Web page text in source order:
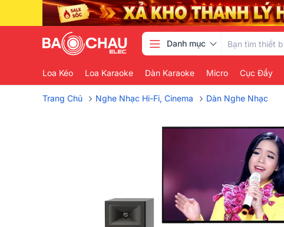
Danh mục
Loa Kéo Loa Karaoke Dàn Karaoke Micro Cục Đẩy
Trang Chủ › Nghe Nhạc Hi-Fi, Cinema › Dàn Nghe Nhạc